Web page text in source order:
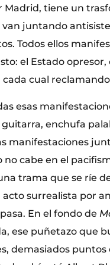
Madrid, tiene un
van juntando
Todos ellos
el Estado
cada cual
esas
guitarra, enchufa
manifestaciones
no cabe en el
trama que se ríe
acto surrealista por
En el fondo de
ese puñetazo que
demasiados puntos